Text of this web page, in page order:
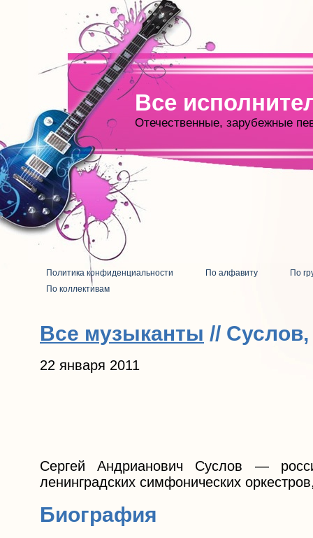
Все
Отечественные, зарубежные
Политика конфиденциальности По алфавиту
По
По коллективам
Все музыканты //
22 января 2011
Сергей Андрианович Суслов —
ленинградских симфонических
Биография